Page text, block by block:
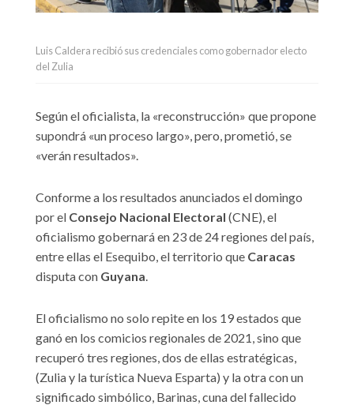
Luis Caldera recibió sus credenciales como gobernador electo
del Zulia
Según el oficialista, la «reconstrucción» que propone
supondrá «un proceso largo», pero, prometió, se
«verán resultados».
Conforme a los resultados anunciados el domingo
por el Consejo Nacional Electoral (CNE), el
oficialismo gobernará en 23 de 24 regiones del país,
entre ellas el Esequibo, el territorio que Caracas
disputa con Guyana
El oficialismo no solo repite en los 19 estados que
ganó en los comicios regionales de 2021, sino que
recuperó tres regiones, dos de ellas estratégicas,
(Zulia y la turística Nueva Esparta) y la otra con un
significado simbólico, Barinas, cuna del fallecido